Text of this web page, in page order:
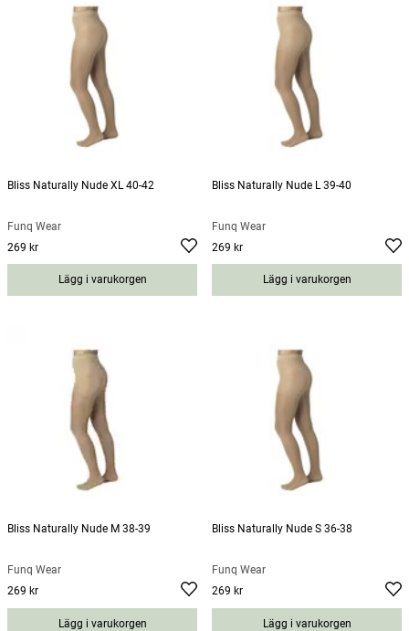
Bliss Naturally Nude XL 40-42
Funq Wear
Pris:
269 kr
Lägg i varukorgen
Bliss Naturally Nude L 39-40
Funq Wear
Pris:
269 kr
Lägg i varukorgen
Bliss Naturally Nude M 38-39
Funq Wear
Pris:
269 kr
Lägg i varukorgen
Bliss Naturally Nude S 36-38
Funq Wear
Pris:
269 kr
Lägg i varukorgen